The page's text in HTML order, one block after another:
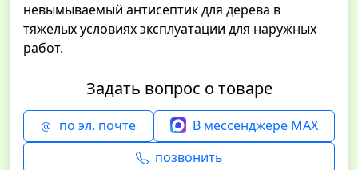
невымываемый антисептик для дерева в
тяжелых условиях эксплуатации для наружных
работ.
Задать вопрос о товаре
по эл. почте
В мессенджере MAX
позвонить